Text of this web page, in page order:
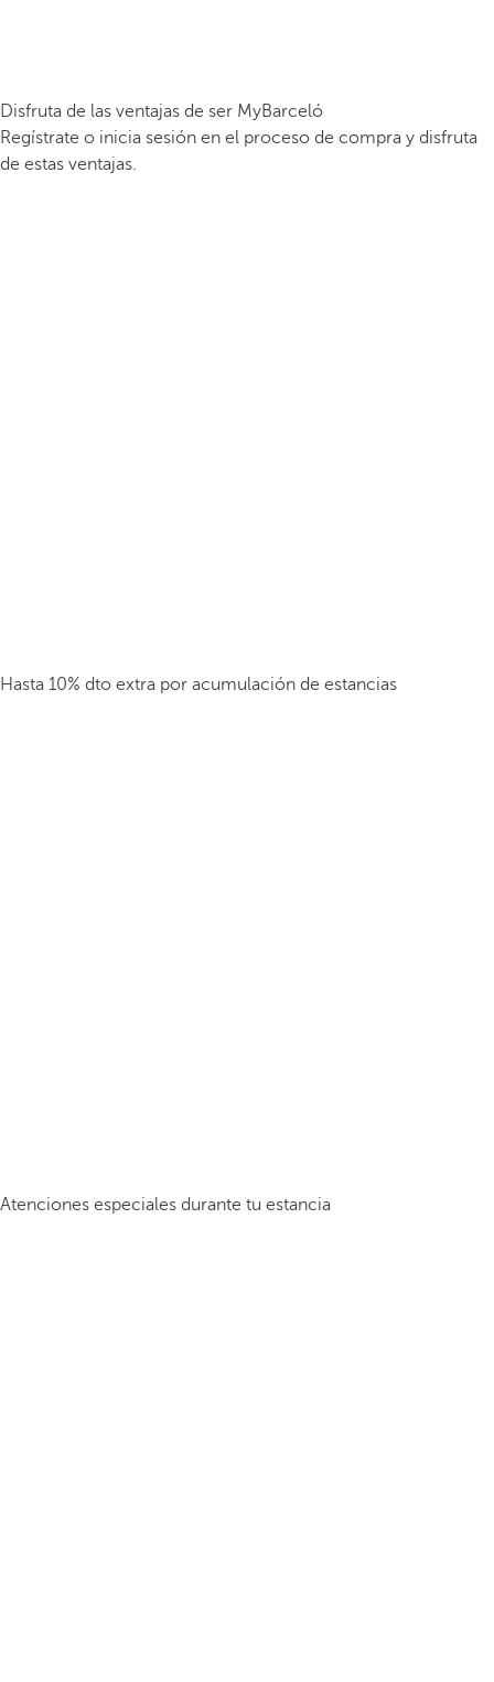
Disfruta de las ventajas de ser MyBarceló
Regístrate o inicia sesión en el proceso de compra y disfruta
de estas ventajas.
Hasta 10% dto extra por acumulación de estancias
Atenciones especiales durante tu estancia